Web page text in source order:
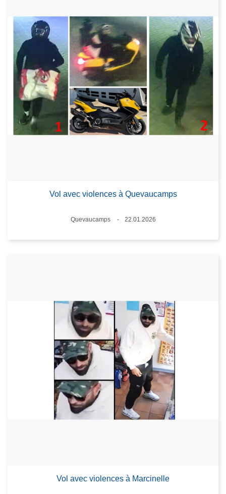
Vol avec violences à Quevaucamps
Lieux
Quevaucamps
22.01.2026
Vol avec violences à Marcinelle